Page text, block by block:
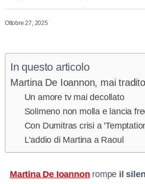
Ottobre 27, 2025
In questo articolo
Martina De Ioannon, mai
Un amore tv mai decollato
Solimeno non molla e lancia
Con Dumitras crisi a
L'addio di Martina a Raoul
Martina De Ioannon rompe il